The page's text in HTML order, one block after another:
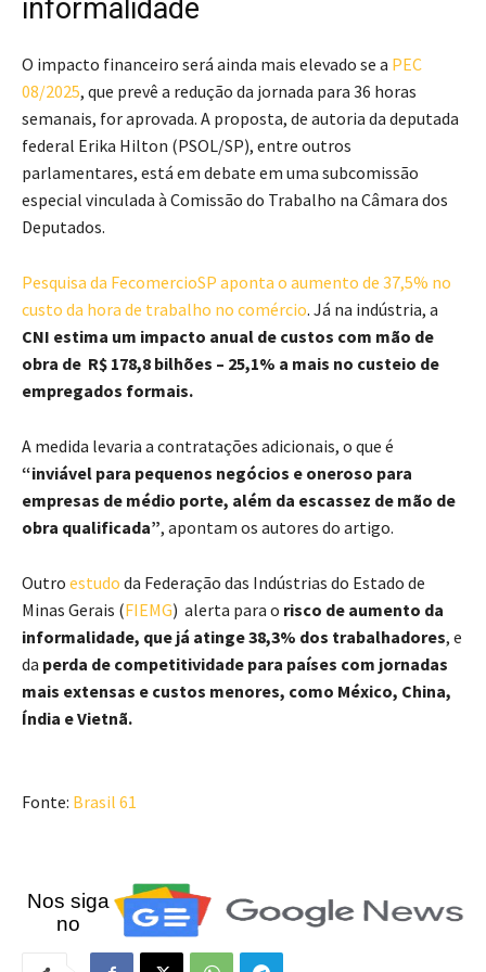
informalidade
O impacto financeiro será ainda mais elevado se a PEC
08/2025, que prevê a redução da jornada para 36 horas
semanais, for aprovada. A proposta, de autoria da deputada
federal Erika Hilton (PSOL/SP), entre outros
parlamentares, está em debate em uma subcomissão
especial vinculada à Comissão do Trabalho na Câmara dos
Deputados.
Pesquisa da FecomercioSP aponta o aumento de 37,5% no
custo da hora de trabalho no comércio. Já na indústria, a
CNI estima um impacto anual de custos com mão de
obra de R$ 178,8 bilhões – 25,1% a mais no custeio de
empregados formais.
A medida levaria a contratações adicionais, o que é
“inviável para pequenos negócios e oneroso para
empresas de médio porte, além da escassez de mão de
obra qualificada”, apontam os autores do artigo.
Outro estudo da Federação das Indústrias do Estado de
Minas Gerais (FIEMG) alerta para o risco de aumento da
informalidade, que já atinge 38,3% dos trabalhadores, e
da perda de competitividade para países com jornadas
mais extensas e custos menores, como México, China,
Índia e Vietnã.
Fonte: Brasil 61
Nos siga
no